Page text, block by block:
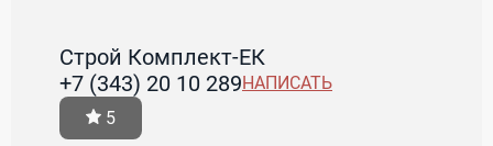
Строй Комплект-ЕК
+7 (343) 20 10 289НАПИСАТЬ
5